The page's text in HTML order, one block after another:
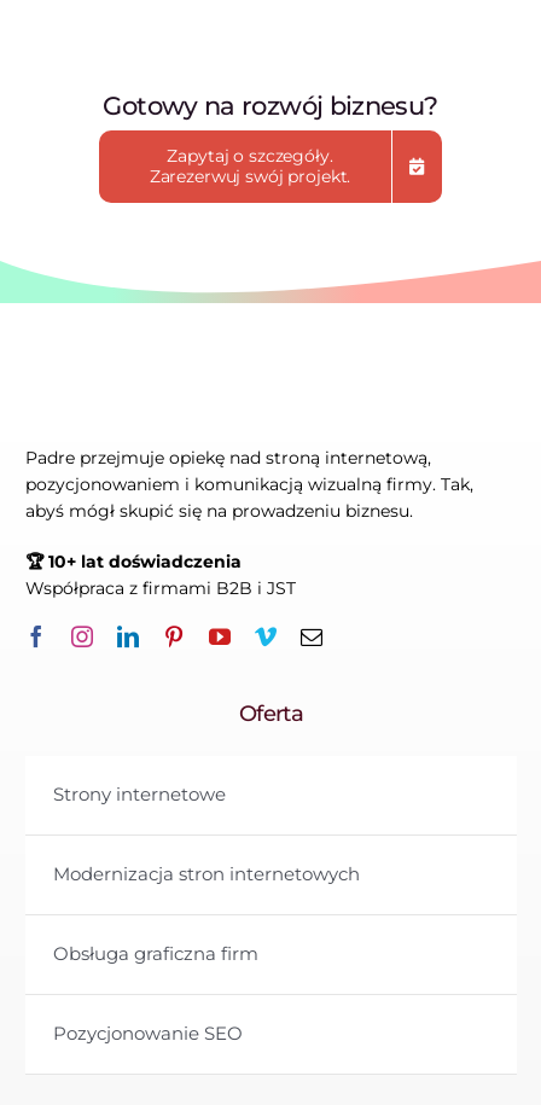
Gotowy na rozwój biznesu?
Zapytaj o szczegóły.
Zarezerwuj swój projekt.
Padre przejmuje opiekę nad stroną internetową,
pozycjonowaniem i komunikacją wizualną firmy. Tak,
abyś mógł skupić się na prowadzeniu biznesu.
🏆 10+ lat doświadczenia
Współpraca z firmami B2B i JST
Oferta
Strony internetowe
Modernizacja stron internetowych
Obsługa graficzna firm
Pozycjonowanie SEO